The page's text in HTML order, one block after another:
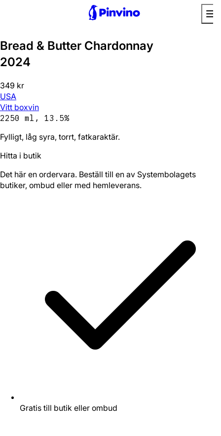
Bread & Butter Chardonnay
2024
349 kr
USA
Vitt boxvin
2250 ml, 13.5%
Fylligt, låg syra, torrt, fatkaraktär.
Hitta i butik
Det här en ordervara. Beställ till en av Systembolagets
butiker, ombud eller med hemleverans.
Gratis till butik eller ombud